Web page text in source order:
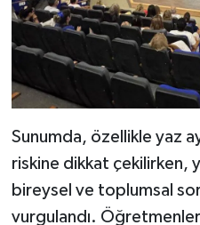
Sunumda, özellikle yaz
riskine dikkat çekilirken,
bireysel ve toplumsal
vurgulandı.